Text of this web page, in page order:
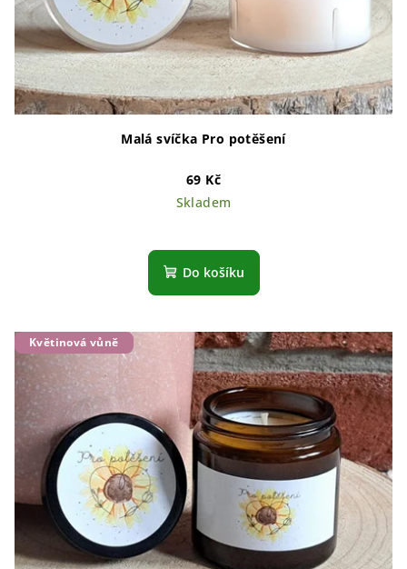
Malá svíčka Pro potěšení
69 Kč
Skladem
Do košíku
Květinová vůně